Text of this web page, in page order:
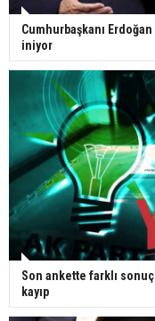
Cumhurbaşkanı
iniyor
Son ankette farklı
kayıp